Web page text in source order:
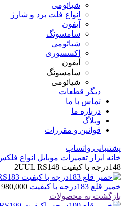
شیائومی
انواع فلت برد و شارژ
آیفون
سامسونگ
شیائومی
اکسسوری
آیفون
سامسونگ
شیائومی
دیگر قطعات
تماس با ما
درباره ما
وبلاگ
قوانین و مقررات
پشتیبانی واتساپ
خانه ابزار تعمیرات موبایل انواع
148درجه با کیفیت 2UUL RS148
خمیر قلع 183درجه با کیفیت 2UUL RS183 980,000
بازگشت به محصولات